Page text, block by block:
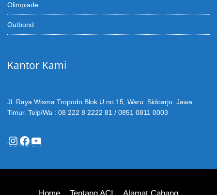
Olimpiade
Outbond
Kantor Kami
Jl. Raya Wisma Tropodo Blok U no 15, Waru. Sidoarjo. Jawa
Timur. Telp/Wa : 08 222 8 2222 81 / 0851 0811 0003
Instagram
Facebook
YouTube